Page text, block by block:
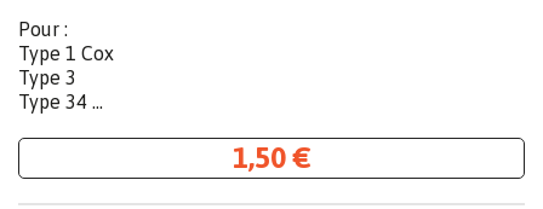
Pour :
Type 1 Cox
Type 3
Type 34 ...
1,50 €